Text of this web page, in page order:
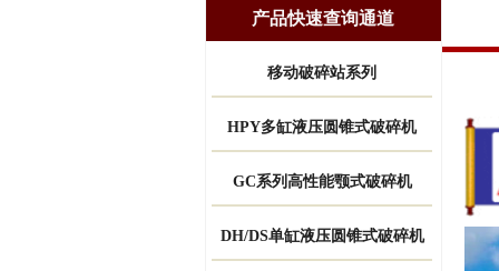
产品快速查询通道
移动破碎站系列
HPY多缸液压圆锥式破碎机
GC系列高性能颚式破碎机
DH/DS单缸液压圆锥式破碎机